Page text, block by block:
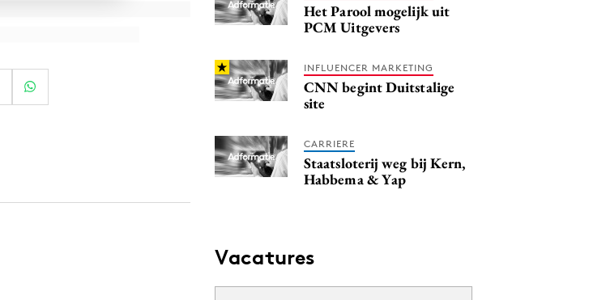
Het Parool mogelijk uit
PCM Uitgevers
INFLUENCER MARKETING
CNN begint Duitstalige
site
CARRIERE
Staatsloterij weg bij Kern,
Habbema & Yap
Vacatures